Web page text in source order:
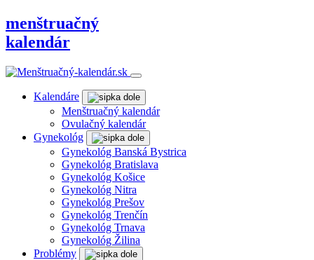
menštruačný
kalendár
Kalendáre
Menštruačný kalendár
Ovulačný kalendár
Gynekológ
Gynekológ Banská Bystrica
Gynekológ Bratislava
Gynekológ Košice
Gynekológ Nitra
Gynekológ Prešov
Gynekológ Trenčín
Gynekológ Trnava
Gynekológ Žilina
Problémy